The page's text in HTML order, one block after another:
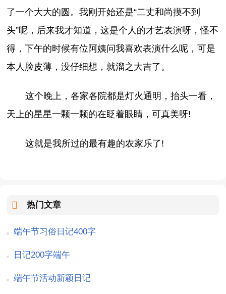
了一个大大的圆。我刚开始还是“二丈和尚摸不到
头”呢，后来我才知道，这是个人的才艺表演呀，怪不
得，下午的时候有位阿姨问我喜欢表演什么呢，可是
本人脸皮薄，没仔细想，就溜之大吉了。
这个晚上，各家各院都是灯火通明，抬头一看，
天上的星星一颗一颗的在眨着眼睛，可真美呀!
这就是我所过的最有趣的农家乐了!
热门文章
端午节习俗日记400字
日记200字端午
端午节活动新颖日记